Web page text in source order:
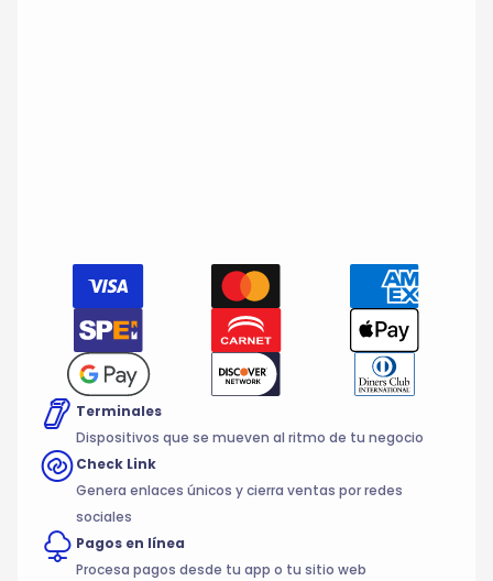
Terminales
Dispositivos que se mueven al ritmo de tu negocio
Check Link
Genera enlaces únicos y cierra ventas por redes
sociales
Pagos en línea
Procesa pagos desde tu app o tu sitio web